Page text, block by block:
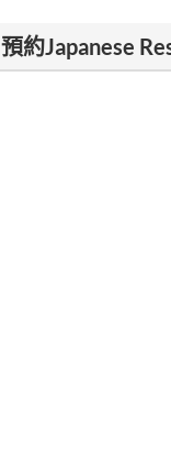
預約Japanese